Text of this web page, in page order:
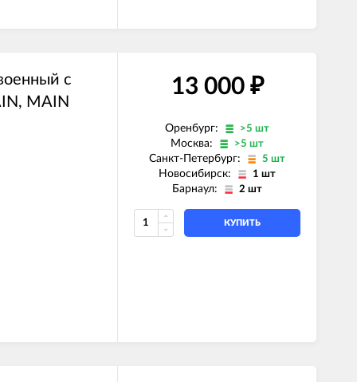
с
MAIN
13 000 ₽
Оренбург: >5 шт
Москва: >5 шт
Санкт-Петербург: 5 шт
Новосибирск: 1 шт
Барнаул: 2 шт
КУПИТЬ